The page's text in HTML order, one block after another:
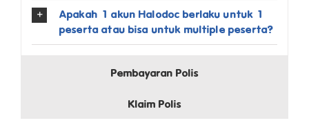
Apakah 1 akun Halodoc berlaku untuk 1
peserta atau bisa untuk multiple peserta?
Pembayaran Polis
Klaim Polis